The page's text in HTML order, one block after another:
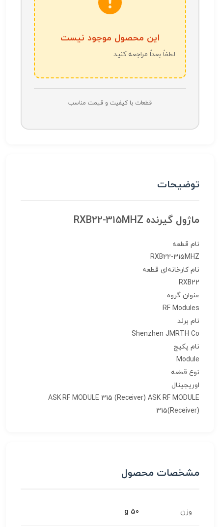
این محصول موجود نیست
لطفاً بعداً مراجعه کنید
قطعات با کیفیت و قیمت مناسب
توضیحات
ماژول گیرنده RXB22-315MHZ
نام قطعه
RXB22-315MHZ
نام کارخانه‌ای قطعه
RXB22
عنوان گروه
RF Modules
نام برند
Shenzhen JMRTH Co
نام پکیج
Module
نوع قطعه
اوریجینال
ASK RF MODULE 315 (Receiver) ASK RF MODULE
315(Receiver)
مشخصات محصول
وزن 50 g